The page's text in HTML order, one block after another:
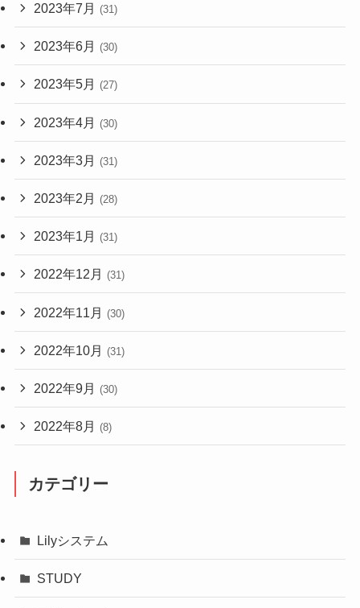
2023年7月 (31)
2023年6月 (30)
2023年5月 (27)
2023年4月 (30)
2023年3月 (31)
2023年2月 (28)
2023年1月 (31)
2022年12月 (31)
2022年11月 (30)
2022年10月 (31)
2022年9月 (30)
2022年8月 (8)
カテゴリー
Lilyシステム
STUDY